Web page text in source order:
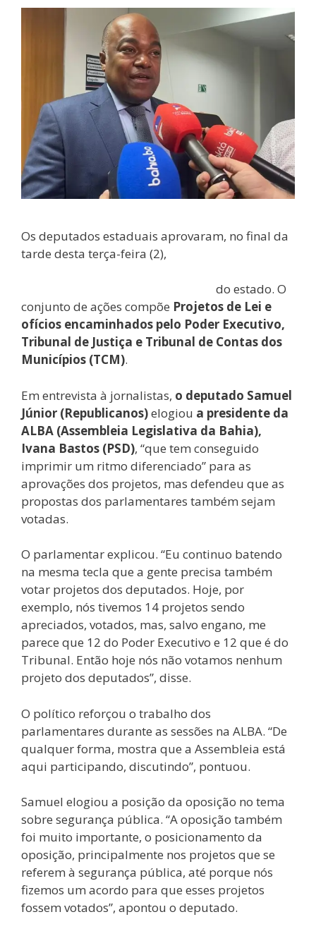
Os deputados estaduais aprovaram, no final da
tarde desta terça-feira (2),
do estado. O
conjunto de ações compõe Projetos de Lei e
ofícios encaminhados pelo Poder Executivo,
Tribunal de Justiça e Tribunal de Contas dos
Municípios (TCM).
Em entrevista à jornalistas, o deputado Samuel
Júnior (Republicanos)elogiou a presidente da
ALBA (Assembleia Legislativa da Bahia),
Ivana Bastos (PSD), “que tem conseguido
imprimir um ritmo diferenciado” para as
aprovações dos projetos, mas defendeu que as
propostas dos parlamentares também sejam
votadas.
O parlamentar explicou. “Eu continuo batendo
na mesma tecla que a gente precisa também
votar projetos dos deputados. Hoje, por
exemplo, nós tivemos 14 projetos sendo
apreciados, votados, mas, salvo engano, me
parece que 12 do Poder Executivo e 12 que é do
Tribunal. Então hoje nós não votamos nenhum
projeto dos deputados”, disse.
O político reforçou o trabalho dos
parlamentares durante as sessões na ALBA. “De
qualquer forma, mostra que a Assembleia está
aqui participando, discutindo”, pontuou.
Samuel elogiou a posição da oposição no tema
sobre segurança pública. “A oposição também
foi muito importante, o posicionamento da
oposição, principalmente nos projetos que se
referem à segurança pública, até porque nós
fizemos um acordo para que esses projetos
fossem votados”, apontou o deputado.